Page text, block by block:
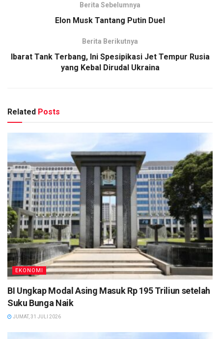
Berita Sebelumnya
Elon Musk Tantang Putin Duel
Berita Berikutnya
Ibarat Tank Terbang, Ini Spesipikasi Jet Tempur Rusia
yang Kebal Dirudal Ukraina
Related Posts
EKONOMI
BI Ungkap Modal Asing Masuk Rp 195 Triliun setelah
Suku Bunga Naik
JUMAT, 31 JULI 2026